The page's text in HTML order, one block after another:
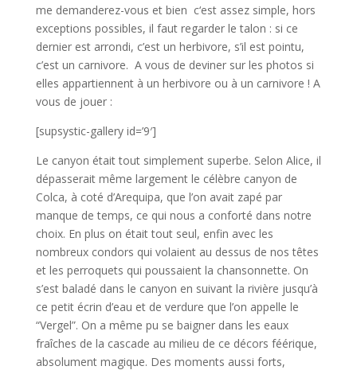
me demanderez-vous et bien c‘est assez simple, hors
exceptions possibles, il faut regarder le talon : si ce
dernier est arrondi, c’est un herbivore, s’il est pointu,
c’est un carnivore. A vous de deviner sur les photos si
elles appartiennent à un herbivore ou à un carnivore ! A
vous de jouer :
[supsystic-gallery id=’9′]
Le canyon était tout simplement superbe. Selon Alice, il
dépasserait même largement le célèbre canyon de
Colca, à coté d’Arequipa, que l’on avait zapé par
manque de temps, ce qui nous a conforté dans notre
choix. En plus on était tout seul, enfin avec les
nombreux condors qui volaient au dessus de nos têtes
et les perroquets qui poussaient la chansonnette. On
s’est baladé dans le canyon en suivant la rivière jusqu’à
ce petit écrin d’eau et de verdure que l’on appelle le
“Vergel”. On a même pu se baigner dans les eaux
fraîches de la cascade au milieu de ce décors féérique,
absolument magique. Des moments aussi forts,